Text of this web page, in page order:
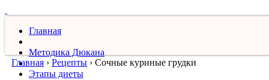
Главная
Методика Дюкана
Этапы диеты
Главная › Рецепты › Сочные куриные грудки